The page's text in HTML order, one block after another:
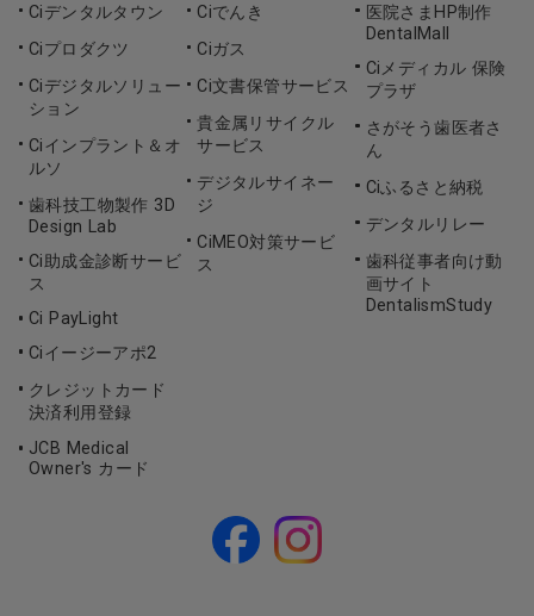
Ciデンタルタウン
Ciプロダクツ
Ciデジタルソリュー
ション
Ciインプラント＆オ
ルソ
歯科技工物製作 3D
Design Lab
Ci助成金診断サービ
ス
Ci PayLight
Ciイージーアポ2
クレジットカード
決済利用登録
JCB Medical
Owner's カード
Ciでんき
Ciガス
Ci文書保管サービス
貴金属リサイクル
サービス
デジタルサイネー
ジ
CiMEO対策サービ
ス
医院さまHP制作
DentalMall
Ciメディカル 保険
プラザ
さがそう歯医者さ
ん
Ciふるさと納税
デンタルリレー
歯科従事者向け動
画サイト
DentalismStudy